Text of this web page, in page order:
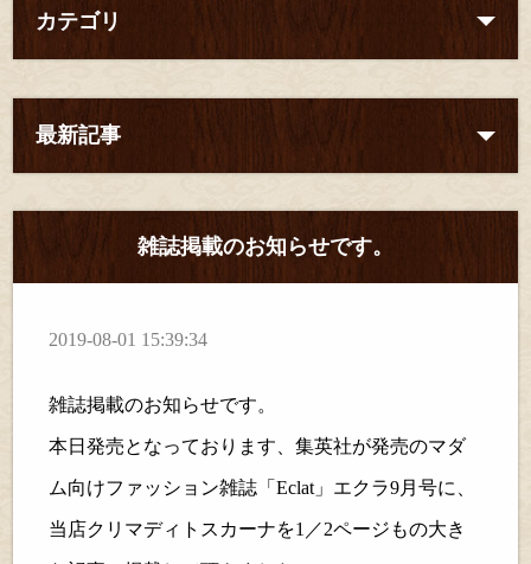
カテゴリ
最新記事
雑誌掲載のお知らせです。
2019-08-01 15:39:34
雑誌掲載のお知らせです。
本日発売となっております、集英社が発売のマダ
ム向けファッション雑誌「Eclat」エクラ9月号に、
当店クリマディトスカーナを1 ／2ページもの大き